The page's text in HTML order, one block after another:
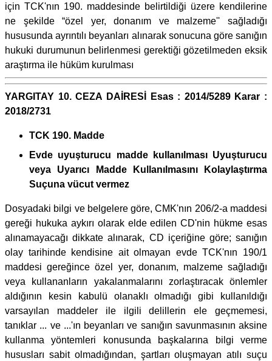
için TCK'nın 190. maddesinde belirtildiği üzere kendilerine
ne şekilde “özel yer, donanım ve malzeme'' sağladığı
hususunda ayrıntılı beyanları alınarak sonucuna göre sanığın
hukuki durumunun belirlenmesi gerektiği gözetilmeden eksik
araştırma ile hüküm kurulması
YARGITAY 10. CEZA DAİRESİ Esas : 2014/5289 Karar :
2018/2731
TCK 190. Madde
Evde uyuşturucu madde kullanılması Uyuşturucu
veya Uyarıcı Madde Kullanılmasını Kolaylaştırma
Suçuna vücut vermez
Dosyadaki bilgi ve belgelere göre, CMK'nın 206/2-a maddesi
gereği hukuka aykırı olarak elde edilen CD'nin hükme esas
alınamayacağı dikkate alınarak, CD içeriğine göre; sanığın
olay tarihinde kendisine ait olmayan evde TCK'nın 190/1
maddesi gereğince özel yer, donanım, malzeme sağladığı
veya kullananların yakalanmalarını zorlaştıracak önlemler
aldığının kesin kabulü olanaklı olmadığı gibi kullanıldığı
varsayılan maddeler ile ilgili delillerin ele geçmemesi,
tanıklar ... ve ...'ın beyanları ve sanığın savunmasının aksine
kullanma yöntemleri konusunda başkalarına bilgi verme
hususları sabit olmadığından, şartları oluşmayan atılı suçu